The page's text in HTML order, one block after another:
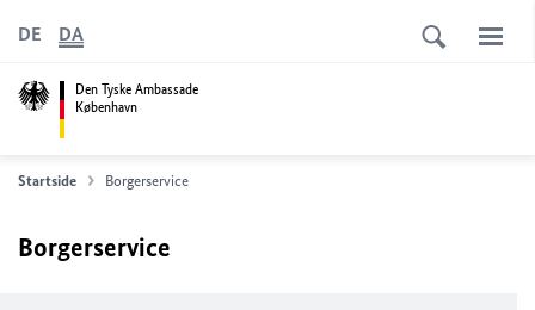
Den Tyske Ambassade
København
DE DA
Startside Borgerservice
Borgerservice